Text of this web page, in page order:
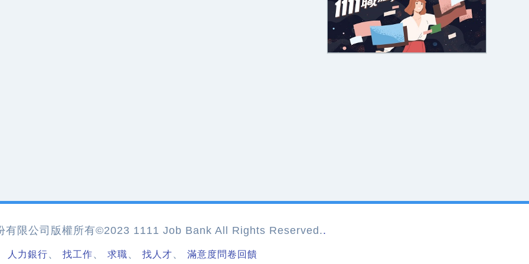
有限公司版權所有©2023 1111 Job Bank All Rights Reserved..
人力銀行、 找工作、 求職、 找人才、 滿意度問卷回饋